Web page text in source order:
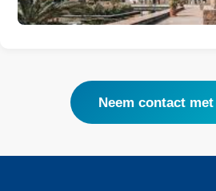
Neem contact